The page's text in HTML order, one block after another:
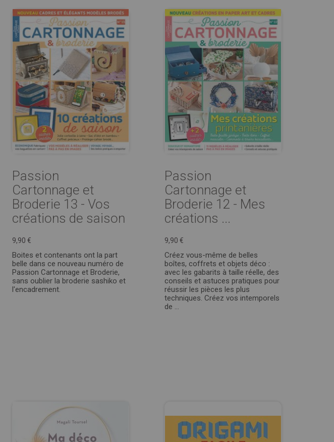
Passion
Cartonnage et
Broderie 13 - Vos
créations de saison
9,90 €
Boites et contenants ont la part
belle dans ce nouveau numéro de
Passion Cartonnage et Broderie,
sans oublier la broderie sashiko et
l'encadrement.
Passion
Cartonnage et
Broderie 12 - Mes
créations ...
9,90 €
Créez vous-même de belles
boîtes, coffrets et objets déco :
avec les gabarits à taille réelle, des
conseils et astuces pratiques pour
réussir les pièces les plus
techniques. Créez vos intemporels
de ...